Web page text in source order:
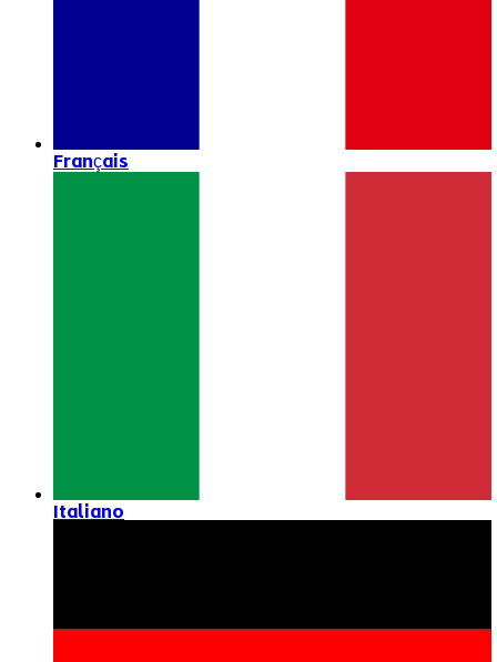
Français
Italiano